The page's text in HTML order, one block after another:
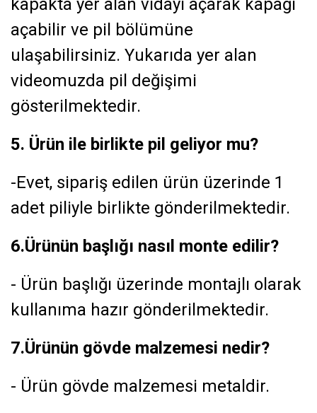
kapakta yer alan vidayı açarak kapağı
açabilir ve pil bölümüne
ulaşabilirsiniz. Yukarıda yer alan
videomuzda pil değişimi
gösterilmektedir.
5. Ürün ile birlikte pil geliyor mu?
-Evet, sipariş edilen ürün üzerinde 1
adet piliyle birlikte gönderilmektedir.
6.Ürünün başlığı nasıl monte edilir?
- Ürün başlığı üzerinde montajlı olarak
kullanıma hazır gönderilmektedir.
7.Ürünün gövde malzemesi nedir?
- Ürün gövde malzemesi metaldir.